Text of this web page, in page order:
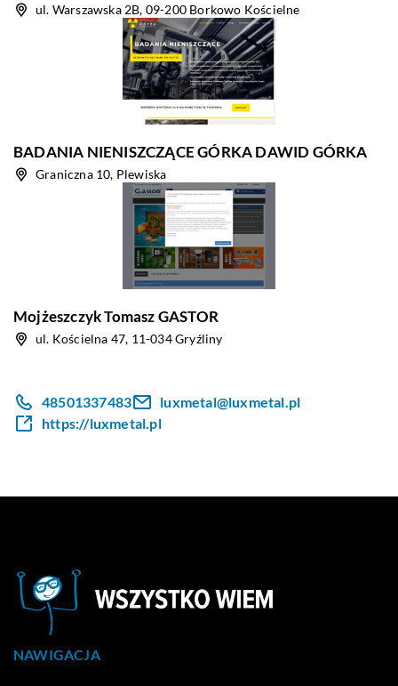
ul. Warszawska 2B, 09-200 Borkowo Kościelne
BADANIA NIENISZCZĄCE GÓRKA DAWID GÓRKA
Graniczna 10, Plewiska
Mojżeszczyk Tomasz GASTOR
ul. Kościelna 47, 11-034 Gryźliny
48501337483
luxmetal@luxmetal.pl
https://luxmetal.pl
NAWIGACJA